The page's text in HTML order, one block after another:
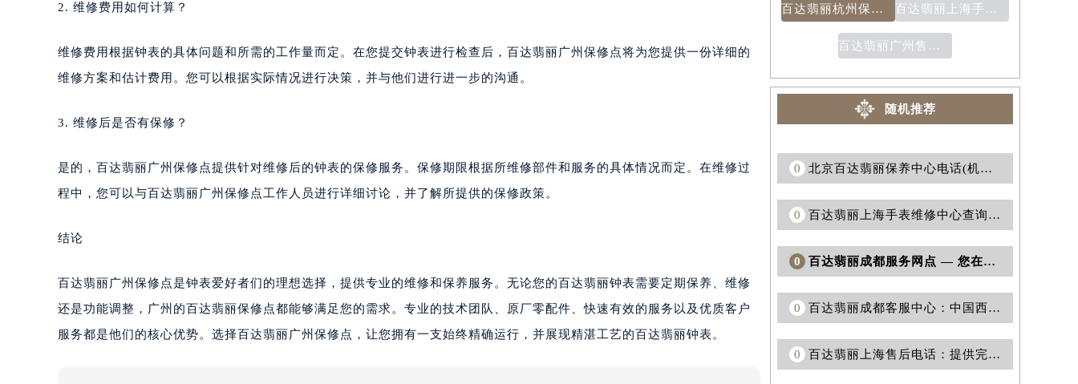
2. 维修费用如何计算？
维修费用根据钟表的具体问题和所需的工作量而定。在您提交钟表进行检查后，百达翡丽广州保修点将为您提供一份详细的
维修方案和估计费用。您可以根据实际情况进行决策，并与他们进行进一步的沟通。
3. 维修后是否有保修？
是的，百达翡丽广州保修点提供针对维修后的钟表的保修服务。保修期限根据所维修部件和服务的具体情况而定。在维修过
程中，您可以与百达翡丽广州保修点工作人员进行详细讨论，并了解所提供的保修政策。
结论
百达翡丽广州保修点是钟表爱好者们的理想选择，提供专业的维修和保养服务。无论您的百达翡丽钟表需要定期保养、维修
还是功能调整，广州的百达翡丽保修点都能够满足您的需求。专业的技术团队、原厂零配件、快速有效的服务以及优质客户
服务都是他们的核心优势。选择百达翡丽广州保修点，让您拥有一支始终精确运行，并展现精湛工艺的百达翡丽钟表。
百达翡丽杭州保修地址：让你的时间守护下一秒钟的选择 百达翡丽上海手表客服电话：提供全方位的售后服务
百达翡丽广州售后维修点：提供卓越的售后服务和维修解决方案
随机推荐
0 北京百达翡丽保养中心电话(机械表维修电话)
0 百达翡丽上海手表维修中心查询：一站式解决您的手表问题
0 百达翡丽成都服务网点 — 您在成都购买百达翡丽手表的首选之地
0 百达翡丽成都客服中心：中国西南地区的奢华腕表服务中心
0 百达翡丽上海售后电话：提供完善的售后服务